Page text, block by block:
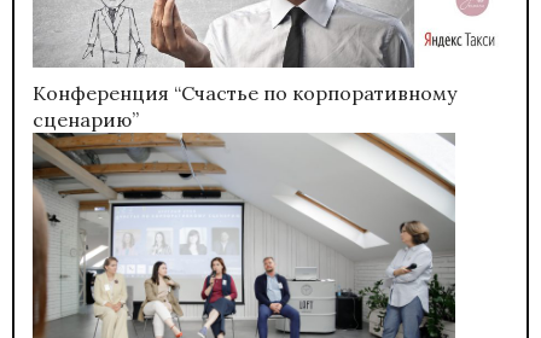
Конференция “Счастье по корпоративному
сценарию”